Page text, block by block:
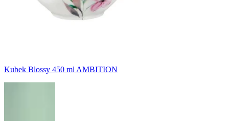
Kubek Blossy 450 ml AMBITION